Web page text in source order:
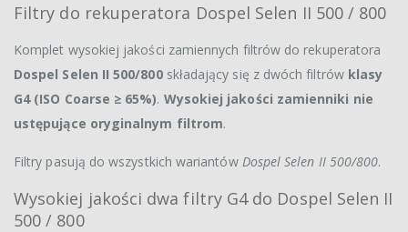
Filtry do rekuperatora Dospel Selen II 500 / 800
Komplet wysokiej jakości zamiennych filtrów do rekuperatora
Dospel Selen II 500/800składający się z dwóch filtrów klasy
G4 (ISO Coarse ≥ 65%). Wysokiej jakości zamienniki nie
ustępujące oryginalnym filtrom.
Filtry pasują do wszystkich wariantów Dospel Selen II 500/800.
Wysokiej jakości dwa filtry G4 do Dospel Selen II
500 / 800